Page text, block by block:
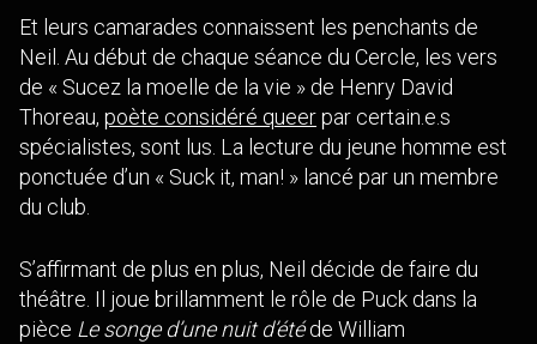
Et leurs camarades connaissent les penchants de
Neil. Au début de chaque séance du Cercle, les vers
de « Sucez la moelle de la vie » de Henry David
Thoreau, poète considéré queerpar certain.e.s
spécialistes, sont lus. La lecture du jeune homme est
ponctuée d’un « Suck it, man! » lancé par un membre
du club.
S’affirmant de plus en plus, Neil décide de faire du
théâtre. Il joue brillamment le rôle de Puck dans la
pièce Le songe d’une nuit d’étéde William